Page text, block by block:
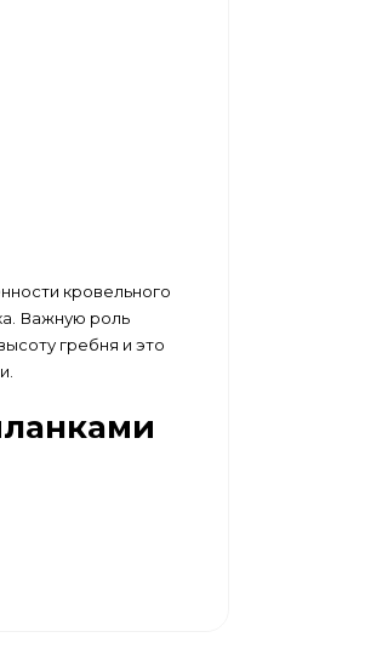
кровельного
Важную роль
гребня и это